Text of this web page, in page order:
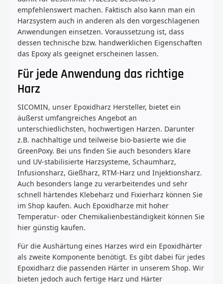
empfehlenswert machen. Faktisch also kann man ein
Harzsystem auch in anderen als den vorgeschlagenen
Anwendungen einsetzen. Voraussetzung ist, dass
dessen technische bzw. handwerklichen Eigenschaften
das Epoxy als geeignet erscheinen lassen.
Für jede Anwendung das richtige
Harz
SICOMIN, unser Epoxidharz Hersteller, bietet ein
äußerst umfangreiches Angebot an
unterschiedlichsten, hochwertigen Harzen. Darunter
z.B. nachhaltige und teilweise bio-basierte wie die
GreenPoxy. Bei uns finden Sie auch besonders klare
und UV-stabilisierte Harzsysteme, Schaumharz,
Infusionsharz, Gießharz, RTM-Harz und Injektionsharz.
Auch besonders lange zu verarbeitendes und sehr
schnell härtendes Klebeharz und Fixierharz können Sie
im Shop kaufen. Auch Epoxidharze mit hoher
Temperatur- oder Chemikalienbeständigkeit können Sie
hier günstig kaufen.
Für die Aushärtung eines Harzes wird ein Epoxidhärter
als zweite Komponente benötigt. Es gibt dabei für jedes
Epoxidharz die passenden Härter in unserem Shop. Wir
bieten jedoch auch fertige Harz und Härter